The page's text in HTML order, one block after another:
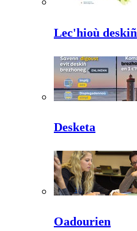
Lec'hioù deskiñ
Desketa
Oadourien